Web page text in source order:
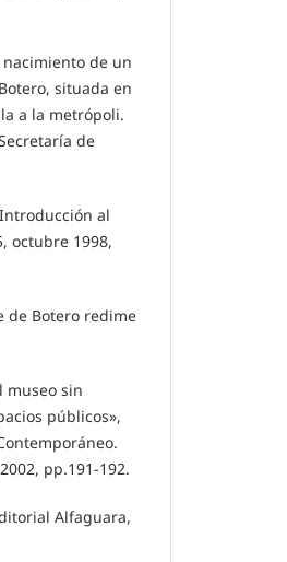
nacimiento de un
situada en
a la metrópoli.
de
Introducción al
octubre 1998,
de Botero redime
museo sin
públicos»,
pp.191-192.
Alfaguara,